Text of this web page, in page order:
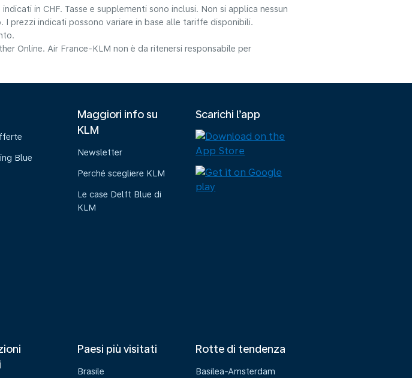
in CHF. Tasse e supplementi sono inclusi. Non si applica nessun
prezzi indicati possono variare in base alle tariffe disponibili.
Online. Air France-KLM non è da ritenersi responsabile per
Blue
Maggiori info su
KLM
Newsletter
Perché scegliere KLM
Le case Delft Blue di
KLM
Scarichi l’app
Paesi più visitati
Brasile
Rotte di tendenza
Basilea-Amsterdam